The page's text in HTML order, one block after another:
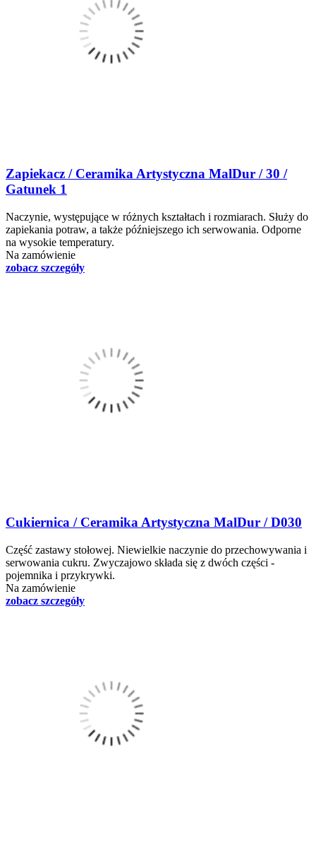
Zapiekacz / Ceramika Artystyczna MalDur / 30 /
Gatunek 1
Naczynie, występujące w różnych kształtach i rozmiarach. Służy do
zapiekania potraw, a także późniejszego ich serwowania. Odporne
na wysokie temperatury.
Na zamówienie
zobacz szczegóły
Cukiernica / Ceramika Artystyczna MalDur / D030
Część zastawy stołowej. Niewielkie naczynie do przechowywania i
serwowania cukru. Zwyczajowo składa się z dwóch części -
pojemnika i przykrywki.
Na zamówienie
zobacz szczegóły